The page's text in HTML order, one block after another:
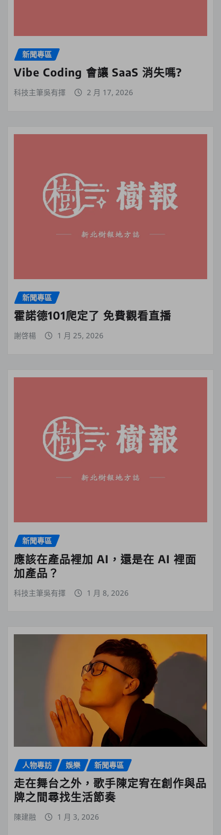
新聞專區
Vibe Coding 會讓 SaaS 消失嗎?
科技主筆吳有擇 2 月 17, 2026
新聞專區
霍諾德101爬定了 免費觀看直播
謝啓楊 1 月 25, 2026
新聞專區
應該在產品裡加 AI，還是在 AI 裡面
加產品？
科技主筆吳有擇 1 月 8, 2026
人物專訪 娛樂 新聞專區
走在舞台之外，歌手陳定宥在創作與品
牌之間尋找生活節奏
陳建融 1 月 3, 2026